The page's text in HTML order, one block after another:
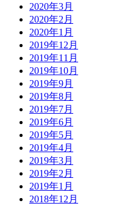
2020年3月
2020年2月
2020年1月
2019年12月
2019年11月
2019年10月
2019年9月
2019年8月
2019年7月
2019年6月
2019年5月
2019年4月
2019年3月
2019年2月
2019年1月
2018年12月